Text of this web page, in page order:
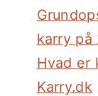
karry på
Hvad er
Karry.dk